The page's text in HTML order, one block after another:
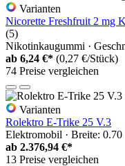
Varianten
Nicorette Freshfruit 2 mg
(5)
Nikotinkaugummi ·
ab 6,24 €* (0,27 €/Stück)
74 Preise vergleichen
Varianten
Rolektro E-Trike 25 V.3
Elektromobil · Breite:
ab 2.376,94 €*
13 Preise vergleichen